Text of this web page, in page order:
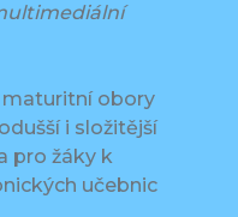
maturitní obory
i složitější
pro žáky k
učebnic